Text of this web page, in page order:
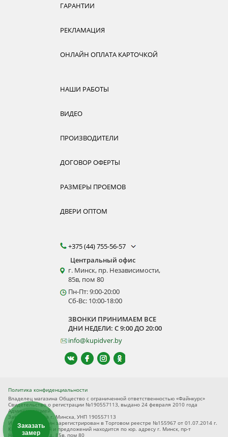
ГАРАНТИИ
РЕКЛАМАЦИЯ
ОНЛАЙН ОПЛАТА КАРТОЧКОЙ
НАШИ РАБОТЫ
ВИДЕО
ПРОИЗВОДИТЕЛИ
ДОГОВОР ОФЕРТЫ
РАЗМЕРЫ ПРОЕМОВ
ДВЕРИ ОПТОМ
+375 (44) 755-56-57
Центральный офис
г. Минск, пр. Независимости,
85в, пом 80
Пн-Пт: 9:00-20:00
Сб-Вс: 10:00-18:00
ЗВОНКИ ПРИНИМАЕМ ВСЕ
ДНИ НЕДЕЛИ: С 9:00 ДО 20:00
info@kupidver.by
Политика конфиденциальности
Владелец магазина Общество с ограниченной ответственностью «Файнкурс»
Свидетельство о регистрации №190557113, выдано 24 февраля 2010 года
Администрацией
Заводского р-на г. Минска, УНП 190557113
Интернет-магазин зарегистрирован в Торговом реестре №155967 от 01.07.2014 г.
Книга замечаний и предложений находится по юр. адресу г. Минск, пр-т
Независимости, д. 85в, пом 80
Заказать
замер